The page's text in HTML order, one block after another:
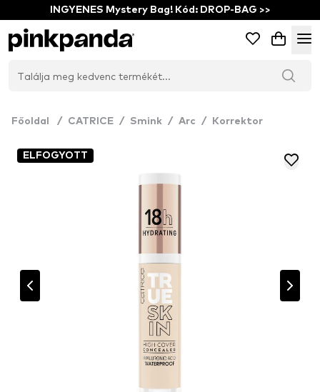
INGYENES Mystery Bag! Kód: DROP-BAG >>
Főoldal / CATRICE / Smink / Arc / Korrektor
ELFOGYOTT